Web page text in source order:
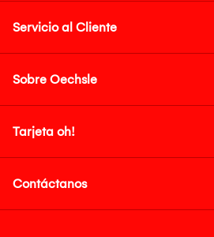
Servicio al Cliente
Sobre Oechsle
Tarjeta oh!
Contáctanos